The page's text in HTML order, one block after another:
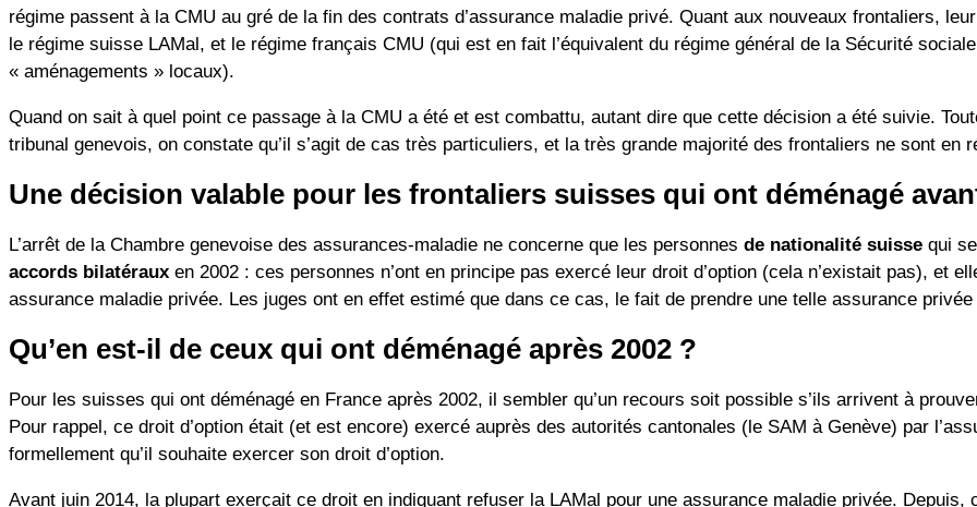
régime passent à la CMU au gré de la fin des contrats d’assurance maladie privé. Quant aux nouveaux frontaliers,
le régime suisse LAMal, et le régime français CMU (qui est en fait l’équivalent du régime général de la Sécurité
« aménagements » locaux).
Quand on sait à quel point ce passage à la CMU a été et est combattu, autant dire que cette décision a été suivie.
tribunal genevois, on constate qu’il s’agit de cas très particuliers, et la très grande majorité des frontaliers ne sont en
Une décision valable pour les frontaliers suisses qui ont déménagé
L’arrêt de la Chambre genevoise des assurances-maladie ne concerne que les personnes de nationalité suisse qui
accords bilatéraux en 2002 : ces personnes n’ont en principe pas exercé leur droit d’option (cela n’existait pas), et
assurance maladie privée. Les juges ont en effet estimé que dans ce cas, le fait de prendre une telle assurance
Qu’en est-il de ceux qui ont déménagé après 2002 ?
Pour les suisses qui ont déménagé en France après 2002, il sembler qu’un recours soit possible s’ils arrivent à
Pour rappel, ce droit d’option était (et est encore) exercé auprès des autorités cantonales (le SAM à Genève) par
formellement qu’il souhaite exercer son droit d’option.
Avant juin 2014, la plupart exerçait ce droit en indiquant refuser la LAMal pour une assurance maladie privée. Depuis,